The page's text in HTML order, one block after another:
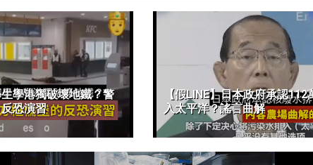
生學港獨破壞地鐵？警
恐演習
【假LINE】日本政府承認
入太平洋？謠言曲解